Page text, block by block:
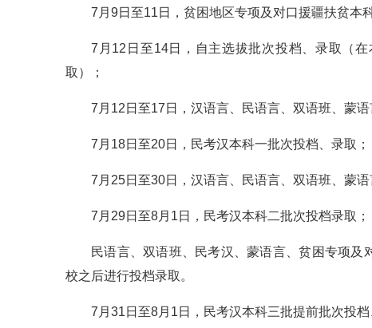
7月9日至11日，贫困地区专项及对口援疆扶贫本
7月12日至14日，自主选拔批次投档、录取（
取）；
7月12日至17日，汉语言、民语言、双语班、蒙语
7月18日至20日，民考汉本科一批次投档、录取；
7月25日至30日，汉语言、民语言、双语班、蒙
7月29日至8月1日，民考汉本科二批次投档录取；
民语言、双语班、民考汉、蒙语言、贫困专项
校之后进行投档录取。
7月31日至8月1日，民考汉本科三批提前批次投档